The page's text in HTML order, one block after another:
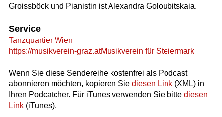
Groissböck und Pianistin ist Alexandra Goloubitskaia.
Service
Tanzquartier Wien
https://musikverein-graz.atMusikverein für Steiermark
Wenn Sie diese Sendereihe kostenfrei als Podcast
abonnieren möchten, kopieren Sie diesen Link(XML) in
Ihren Podcatcher. Für iTunes verwenden Sie bitte diesen
Link(iTunes).